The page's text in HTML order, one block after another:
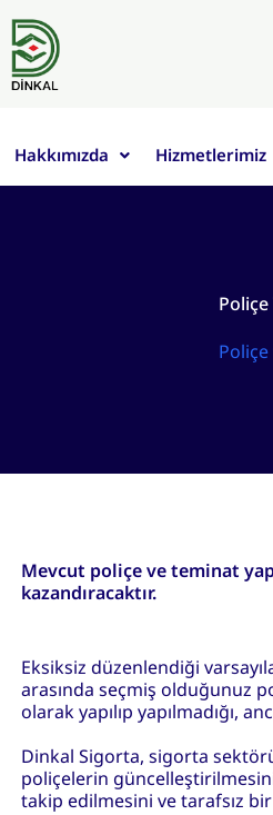
Skip
to
content
Hakkımızda Hizmetlerimiz
Mevcut poliçe ve teminat
kazandıracaktır.
Eksiksiz düzenlendiği
arasında seçmiş olduğunuz
olarak yapılıp yapılmadığı,
Dinkal Sigorta, sigorta
poliçelerin
takip edilmesini ve tarafsız